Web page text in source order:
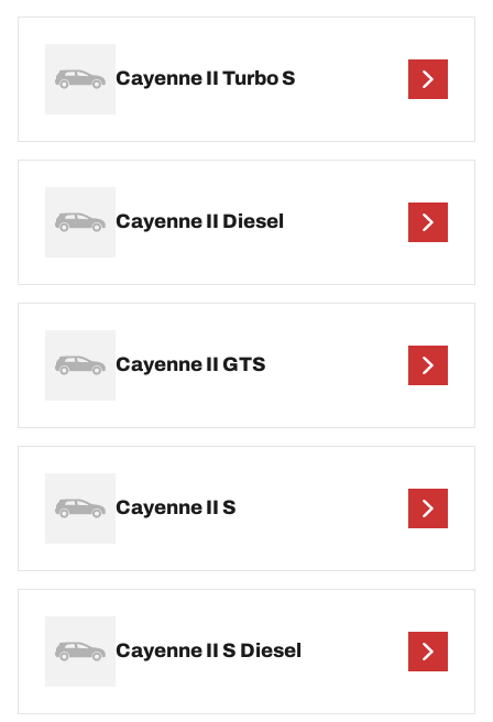
Cayenne II Turbo S
Cayenne II Diesel
Cayenne II GTS
Cayenne II S
Cayenne II S Diesel